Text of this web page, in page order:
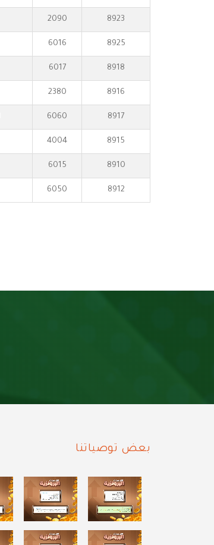
8923
2090
8925
6016
8918
6017
8916
2380
8917
6060
8915
4004
8910
6015
8912
6050
بعض توصياتنا